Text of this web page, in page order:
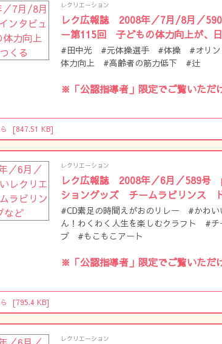
レクリエーション
レク広報誌 2008年／7月/8月／
ー第115回 子どもの体力向上が、
#田中光 #元体操選手 #体操 #オリ
体力向上 #高齢者の筋力低下 #辻
※「公認指導者」限定でご覧いただ
[847.51 KB]
レクリエーション
レク広報誌 2008年／6月／589
ショングッズ チームラビリンス
#CD素足の時間えがおのリレー #かわ
ん！わくわく人生を楽しむクラフト #
プ #もこもこアート
※「公認指導者」限定でご覧いただ
[795.4 KB]
レクリエーション